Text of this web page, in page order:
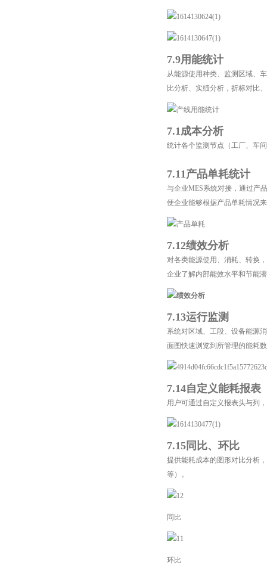
7.9用能统计
从能源使用种类、监测区域、
比分析、实绩分析，折标对比
7.1成本分析
统计各个监测节点（工厂、车
7.11产品单耗统计
与企业MES系统对接，通过产
便企业能够根据产品单耗情况
7.12绩效分析
对各类能源使用、消耗、转换
企业了解内部能效水平和节能
7.13运行监测
系统对区域、工段、设备能源
面图快速浏览到所管理的能耗
7.14自定义能耗报表
用户可通过自定义报表头与列
7.15同比、环比
提供能耗成本的图形对比分析
等）。
同比
环比